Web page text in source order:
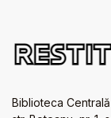
Biblioteca Centrală